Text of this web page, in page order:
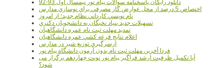
دانلود رایگان پاسخنامه سوالات پیام نور نیمسال اول 93-92
اختصاص 5 درصد از محل عوارض گاز مصرفي براي نوسازي مدارس
نام نويسي کارداني نظام جديد؛ از امروز
تسهيلات جديد بنياد نخبگان به دانشجويان دکتري
تمديد مهلت ثبت نام عمره دانشگاهيان
اعلام نتايج قرعه کشي عمره دانشگاهيان
ازسرگيري توزيع شير در مدارس
فردا آخرین مهلت ثبت نام بدون آزمون دانشگاه پیام نور
آیا تکمیل ظرفیت ارشد فراگیر پیام نور نوبت چهاردهم برگزار می
شود؟